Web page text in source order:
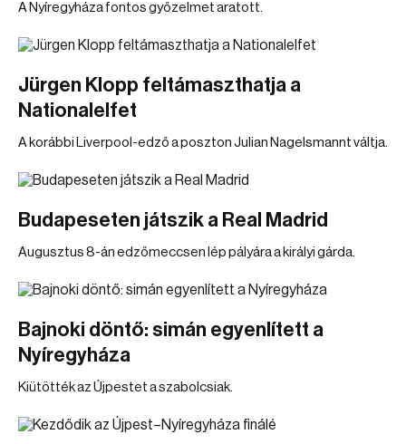
A Nyíregyháza fontos győzelmet aratott.
Jürgen Klopp feltámaszthatja a
Nationalelfet
A korábbi Liverpool-edző a poszton Julian Nagelsmannt váltja.
Budapeseten játszik a Real Madrid
Augusztus 8-án edzőmeccsen lép pályára a királyi gárda.
Bajnoki döntő: simán egyenlített a
Nyíregyháza
Kiütötték az Újpestet a szabolcsiak.